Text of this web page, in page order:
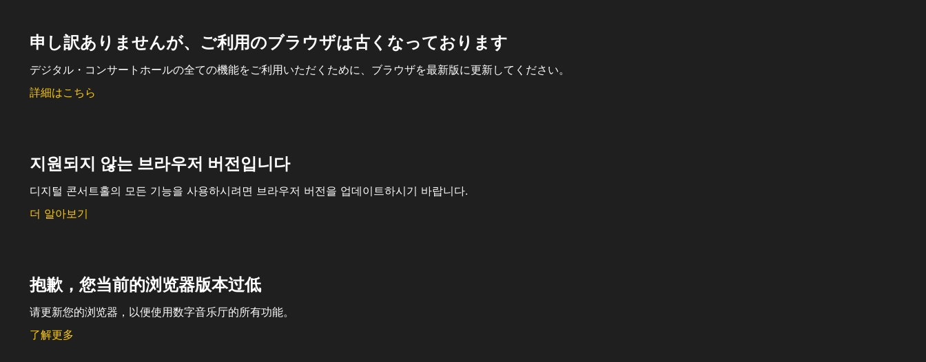
申し訳ありませんが、ご利用のブラウザは古くなっております
デジタル・コンサートホールの全ての機能をご利用いただくために、ブラウザを最新版に更新してください。
詳細はこちら
지원되지 않는 브라우저 버전입니다
디지털 콘서트홀의 모든 기능을 사용하시려면 브라우저 버전을 업데이트하시기 바랍니다.
더 알아보기
抱歉，您当前的浏览器版本过低
请更新您的浏览器，以便使用数字音乐厅的所有功能。
了解更多